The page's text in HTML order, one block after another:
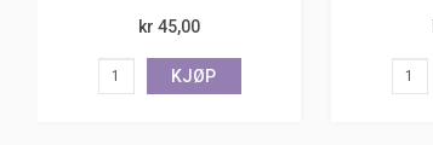
kr 45,00
KJØP